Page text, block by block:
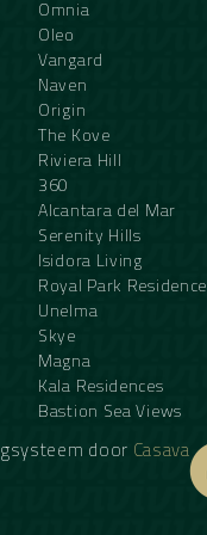
Omnia
Oleo
Vangard
Naven
Origin
The Kove
Riviera Hill
360
Alcantara del Mar
Serenity Hills
Isidora Living
Royal Park Residence
Unelma
Skye
Magna
Kala Residences
Bastion Sea Views
door Casava